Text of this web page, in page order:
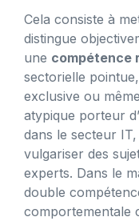
Cela consiste à
distingue
une compétence
sectorielle
exclusive ou
atypique porteur
dans le secteur IT,
vulgariser des
experts. Dans le
double
comportementale